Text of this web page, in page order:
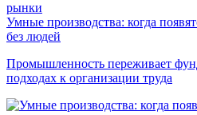
рынки
Умные производства: когда
без людей
Промышленность переживает
подходах к организации труда